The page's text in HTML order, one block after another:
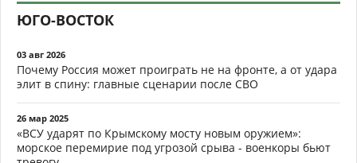
ЮГО-ВОСТОК
03 авг 2026
Почему Россия может проиграть не на фронте, а от удара
элит в спину: главные сценарии после СВО
26 мар 2025
«ВСУ ударят по Крымскому мосту новым оружием»:
морское перемирие под угрозой срыва - военкоры бьют